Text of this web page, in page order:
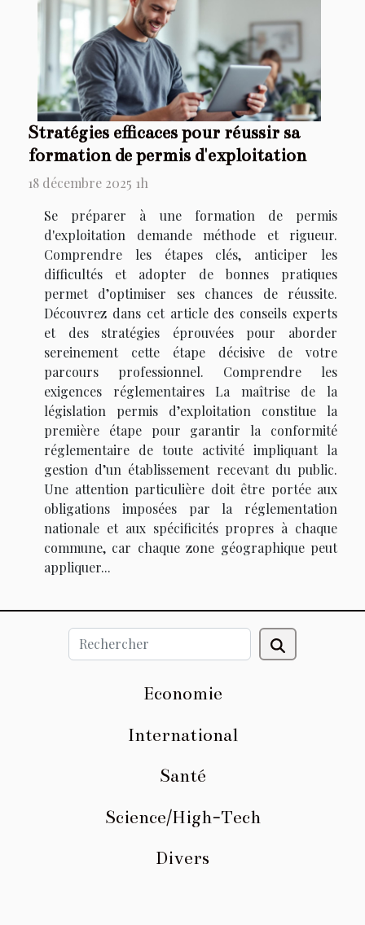
Stratégies efficaces pour réussir sa
formation de permis d'exploitation
18 décembre 2025 1h
Se préparer à une formation de permis
d'exploitation demande méthode et rigueur.
Comprendre les étapes clés, anticiper les
difficultés et adopter de bonnes pratiques
permet d’optimiser ses chances de réussite.
Découvrez dans cet article des conseils experts
et des stratégies éprouvées pour aborder
sereinement cette étape décisive de votre
parcours professionnel. Comprendre les
exigences réglementaires La maîtrise de la
législation permis d’exploitation constitue la
première étape pour garantir la conformité
réglementaire de toute activité impliquant la
gestion d’un établissement recevant du public.
Une attention particulière doit être portée aux
obligations imposées par la réglementation
nationale et aux spécificités propres à chaque
commune, car chaque zone géographique peut
appliquer...
Economie
International
Santé
Science/High-Tech
Divers